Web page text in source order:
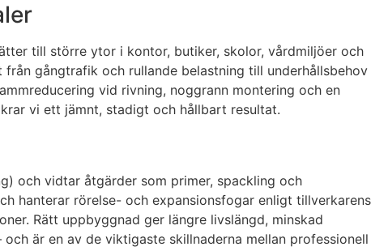
till större ytor i kontor, butiker, skolor, vårdmiljöer och
gångtrafik och rullande belastning till underhållsbehov
vid rivning, noggrann montering och en
vi ett jämnt, stadigt och hållbart resultat.
och vidtar åtgärder som primer, spackling och
hanterar rörelse- och expansionsfogar enligt tillverkarens
Rätt uppbyggnad ger längre livslängd, minskad
är en av de viktigaste skillnaderna mellan professionell